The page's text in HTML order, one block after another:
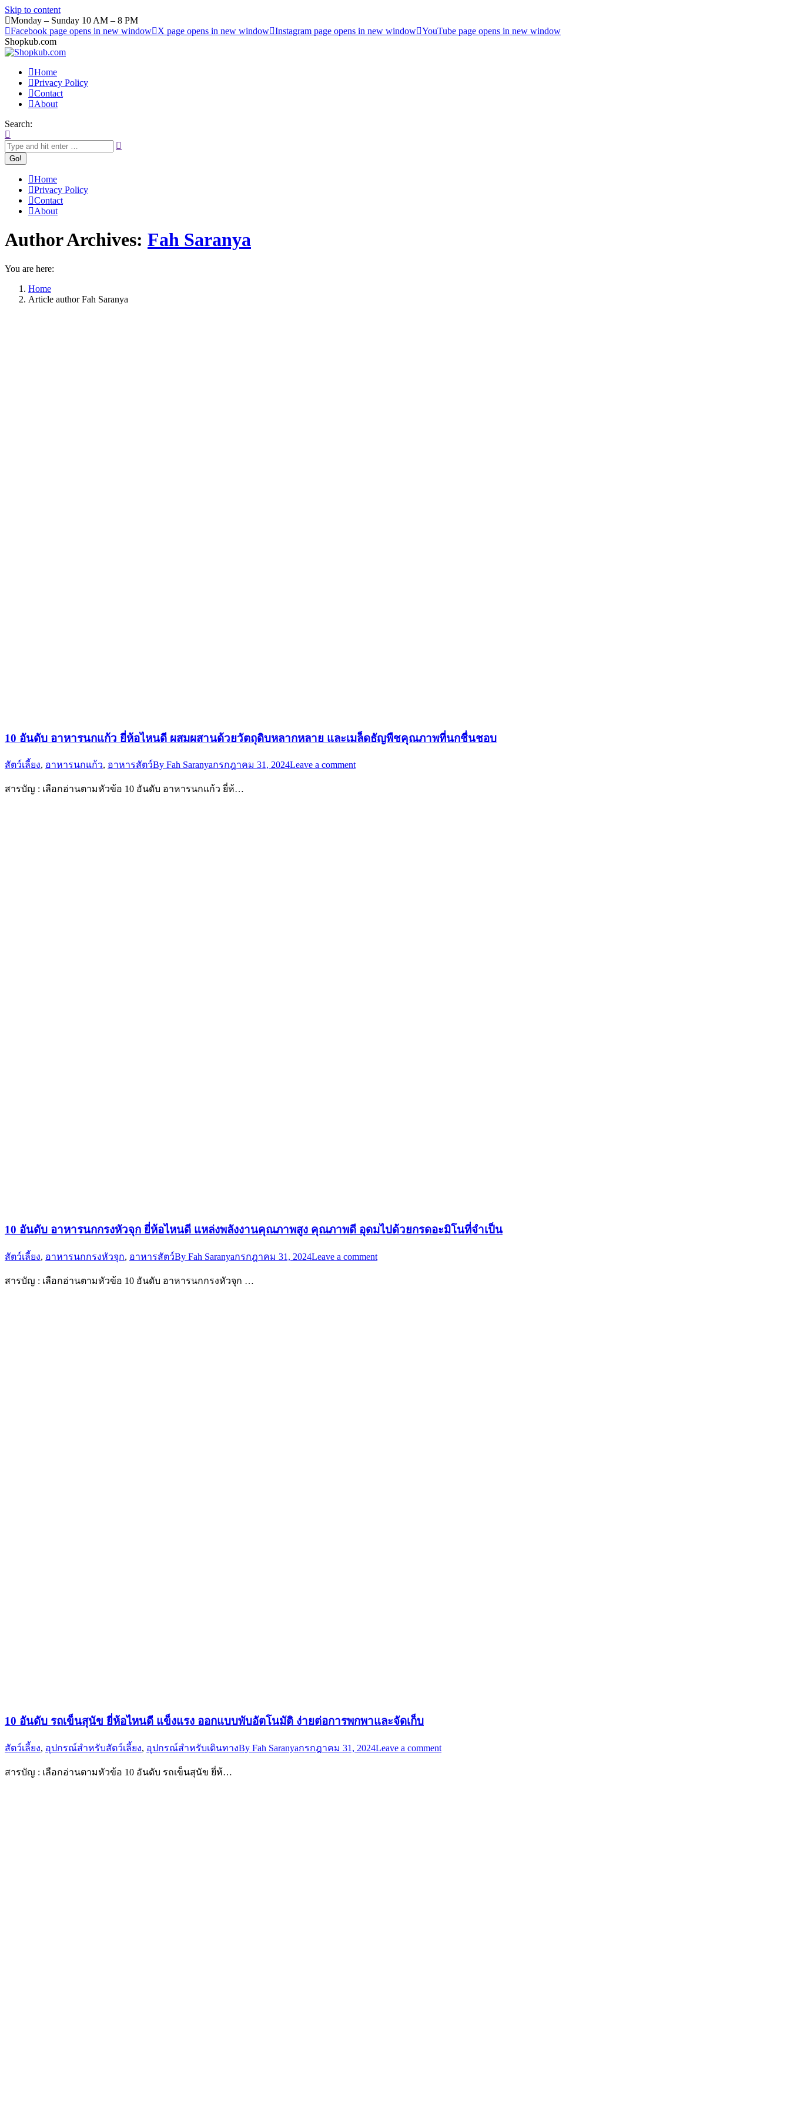
Skip to content
Monday – Sunday 10 AM – 8 PM
Facebook page opens in new window
X page opens in new window Instagram page opens in new window YouTube page opens in new window
Shopkub.com
Home
Privacy Policy
Contact
About
Search:
Home
Privacy Policy
Contact
About
Author Archives: Fah Saranya
You are here:
Home
Article author Fah Saranya
10 อันดับ อาหารนกแก้ว ยี่ห้อไหนดี ผสมผสานด้วยวัตถุดิบหลากหลาย และเมล็ดธัญพืชคุณภาพที่นกชื่นชอบ
สัตว์เลี้ยง, อาหารนกแก้ว, อาหารสัตว์By Fah Saranyaกรกฎาคม 31, 2024Leave a comment
สารบัญ : เลือกอ่านตามหัวข้อ 10 อันดับ อาหารนกแก้ว ยี่ห้…
10 อันดับ อาหารนกกรงหัวจุก ยี่ห้อไหนดี แหล่งพลังงานคุณภาพสูง คุณภาพดี อุดมไปด้วยกรดอะมิโนที่จำเป็น
สัตว์เลี้ยง, อาหารนกกรงหัวจุก, อาหารสัตว์By Fah Saranyaกรกฎาคม 31, 2024Leave a comment
สารบัญ : เลือกอ่านตามหัวข้อ 10 อันดับ อาหารนกกรงหัวจุก …
10 อันดับ รถเข็นสุนัข ยี่ห้อไหนดี แข็งแรง ออกแบบพับอัตโนมัติ ง่ายต่อการพกพาและจัดเก็บ
สัตว์เลี้ยง, อุปกรณ์สำหรับสัตว์เลี้ยง, อุปกรณ์สำหรับเดินทางBy Fah Saranyaกรกฎาคม 31, 2024Leave a comment
สารบัญ : เลือกอ่านตามหัวข้อ 10 อันดับ รถเข็นสุนัข ยี่ห้…